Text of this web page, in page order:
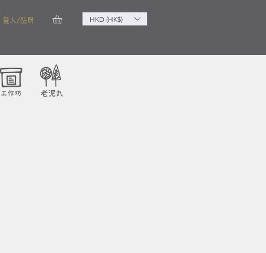
登入/註冊 HKD (HK$)